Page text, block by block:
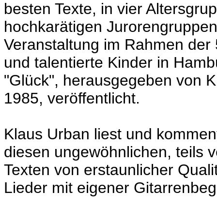
besten Texte, in vier
hochkarätigen
Veranstaltung im Rahmen
und talentierte Kinder in
"Glück", herausgegeben von
1985, veröffentlicht.
Klaus Urban liest und
diesen ungewöhnlichen, teils
Texten von erstaunlicher
Lieder mit eigener